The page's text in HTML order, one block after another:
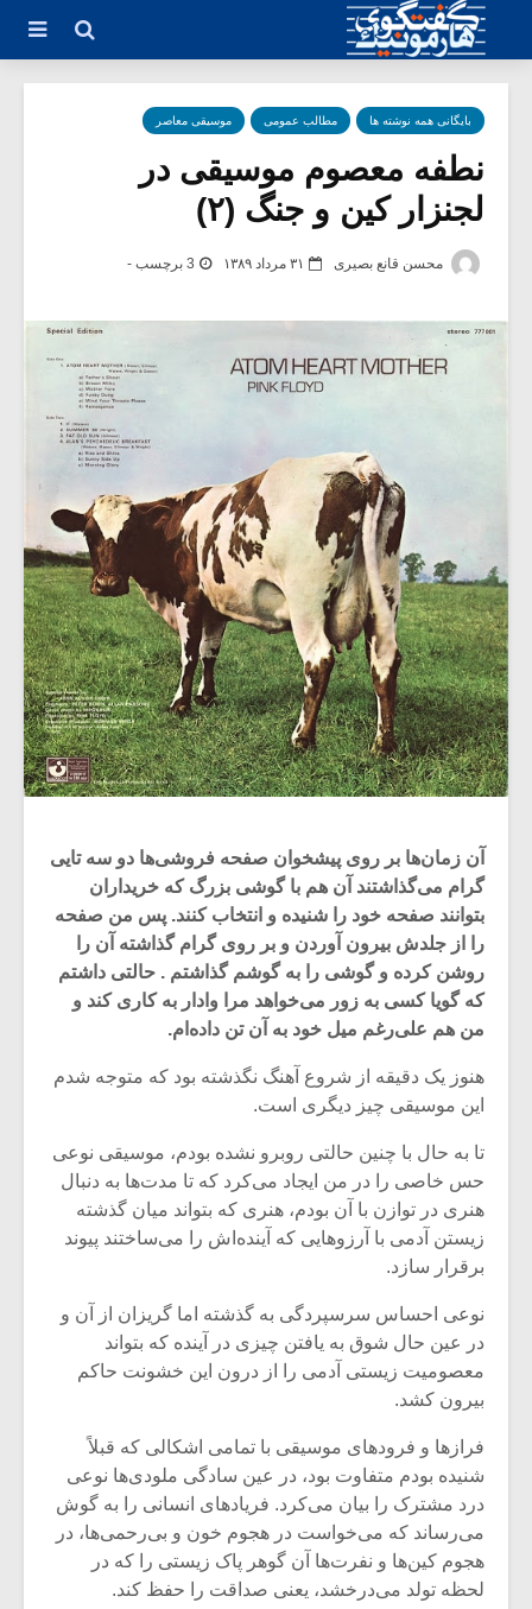
بایگانی همه نوشته ها مطالب عمومی موسیقی معاصر
نطفه معصوم موسیقی در
لجنزار کین و جنگ (۲)
محسن قانع بصیری ۳۱ مرداد ۱۳۸۹ 3 برچسب -
آن زمان‌ها بر روی پیشخوان صفحه فروشی‌ها دو سه تایی
گرام می‌گذاشتند آن هم با گوشی بزرگ که خریداران
بتوانند صفحه خود را شنیده و انتخاب کنند. پس من صفحه
را از جلدش بیرون آوردن و بر روی گرام گذاشته آن را
روشن کرده و گوشی را به گوشم گذاشتم . حالتی داشتم
که گویا کسی به زور می‌خواهد مرا وادار به کاری کند و
من هم علی‌رغم میل خود به آن تن داده‌ام.
هنوز یک دقیقه از شروع آهنگ نگذشته بود که متوجه شدم
این موسیقی چیز دیگری است.
تا به حال با چنین حالتی روبرو نشده بودم، موسیقی نوعی
حس خاصی را در من ایجاد می‌‌‌کرد که تا مدت‌ها به دنبال
هنری در توازن با آن بودم، هنری که بتواند میان گذشته
زیستن آدمی با آرزوهایی که آینده‌‌اش را می‌ساختند پیوند
برقرار سازد.
نوعی احساس سرسپردگی به گذشته اما گریزان از آن و
در عین حال شوق به یافتن چیزی در آینده که بتواند
معصومیت زیستی آدمی را از درون این خشونت حاکم
بیرون کشد.
فرازها و فرودهای موسیقی با تمامی اشکالی که قبلاً
شنیده بودم متفاوت بود، در عین سادگی ملودی‌ها نوعی
درد مشترک را بیان می‌کرد. فریادهای انسانی را به گوش
می‌رساند که می‌خواست در هجوم خون و بی‌رحمی‌ها، در
هجوم کین‌‌ها و نفرت‌ها آن گوهر پاک زیستی را که در
لحظه تولد می‌درخشد، یعنی صداقت را حفظ کند.
یادداشتی بر موسیقی
متن فیلم «متری
شیش و نیم»